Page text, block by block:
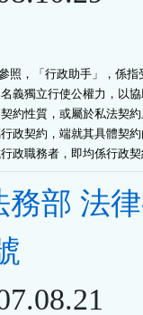
照，「行政助手」，係指
義獨立行使公權力，以
約性質，或屬於私法契
政契約，端就其具體契
政職務者，即均係行政
務部 法